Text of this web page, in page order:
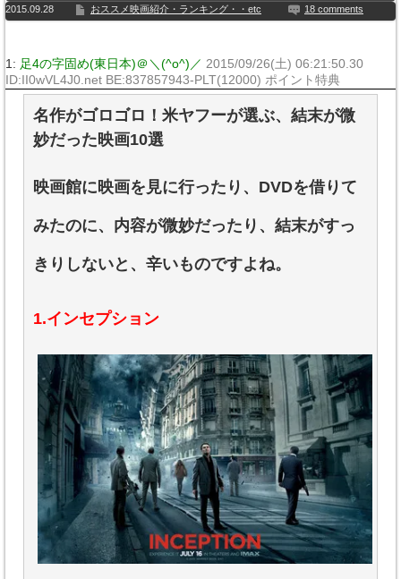
2015.09.28 おススメ映画紹介・ランキング・・etc 18 comments
1: 足4の字固め(東日本)＠＼(^o^)／ 2015/09/26(土) 06:21:50.30
ID:II0wVL4J0.net BE:837857943-PLT(12000) ポイント特典
名作がゴロゴロ！米ヤフーが選ぶ、結末が微
妙だった映画10選
映画館に映画を見に行ったり、DVDを借りて
みたのに、内容が微妙だったり、結末がすっ
きりしないと、辛いものですよね。
1.インセプション